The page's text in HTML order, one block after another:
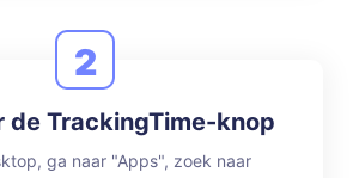
2
de TrackingTime-knop
ga naar "Apps", zoek naar